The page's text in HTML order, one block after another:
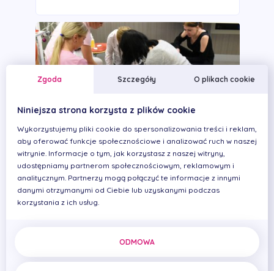
Szkolenie z udzielania pierwszej pomocy
Kilka dni temu nasi pracownicy wzięli udział w
bardzo ważnym kursie jakim jest u...
Zgoda Szczegóły O plikach cookie
Niniejsza strona korzysta z plików cookie
Wykorzystujemy pliki cookie do spersonalizowania treści i reklam,
aby oferować funkcje społecznościowe i analizować ruch w naszej
witrynie. Informacje o tym, jak korzystasz z naszej witryny,
udostępniamy partnerom społecznościowym, reklamowym i
analitycznym. Partnerzy mogą połączyć te informacje z innymi
danymi otrzymanymi od Ciebie lub uzyskanymi podczas
korzystania z ich usług.
ODMOWA